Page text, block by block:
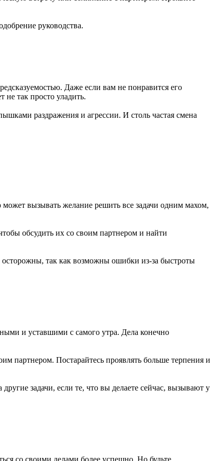
руководства.
Даже если вам не понравится его
не так просто уладить.
раздражения и агрессии. И столь частая смена
вызывать желание решить все задачи одним махом,
обсудить их со своим партнером и найти
осторожны, так как возможны ошибки из-за быстроты
и уставшими с самого утра. Дела конечно
партнером. Постарайтесь проявлять больше терпения и
задачи, если те, что вы делаете сейчас, вызывают у
со своими делами более успешно. Но будьте